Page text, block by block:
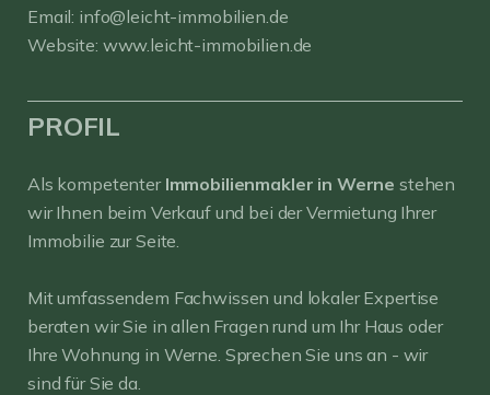
Email: info@leicht-immobilien.de
Website: www.leicht-immobilien.de
PROFIL
Als kompetenter Immobilienmakler in Werne stehen
wir Ihnen beim Verkauf und bei der Vermietung Ihrer
Immobilie zur Seite.
Mit umfassendem Fachwissen und lokaler Expertise
beraten wir Sie in allen Fragen rund um Ihr Haus oder
Ihre Wohnung in Werne. Sprechen Sie uns an - wir
sind für Sie da.